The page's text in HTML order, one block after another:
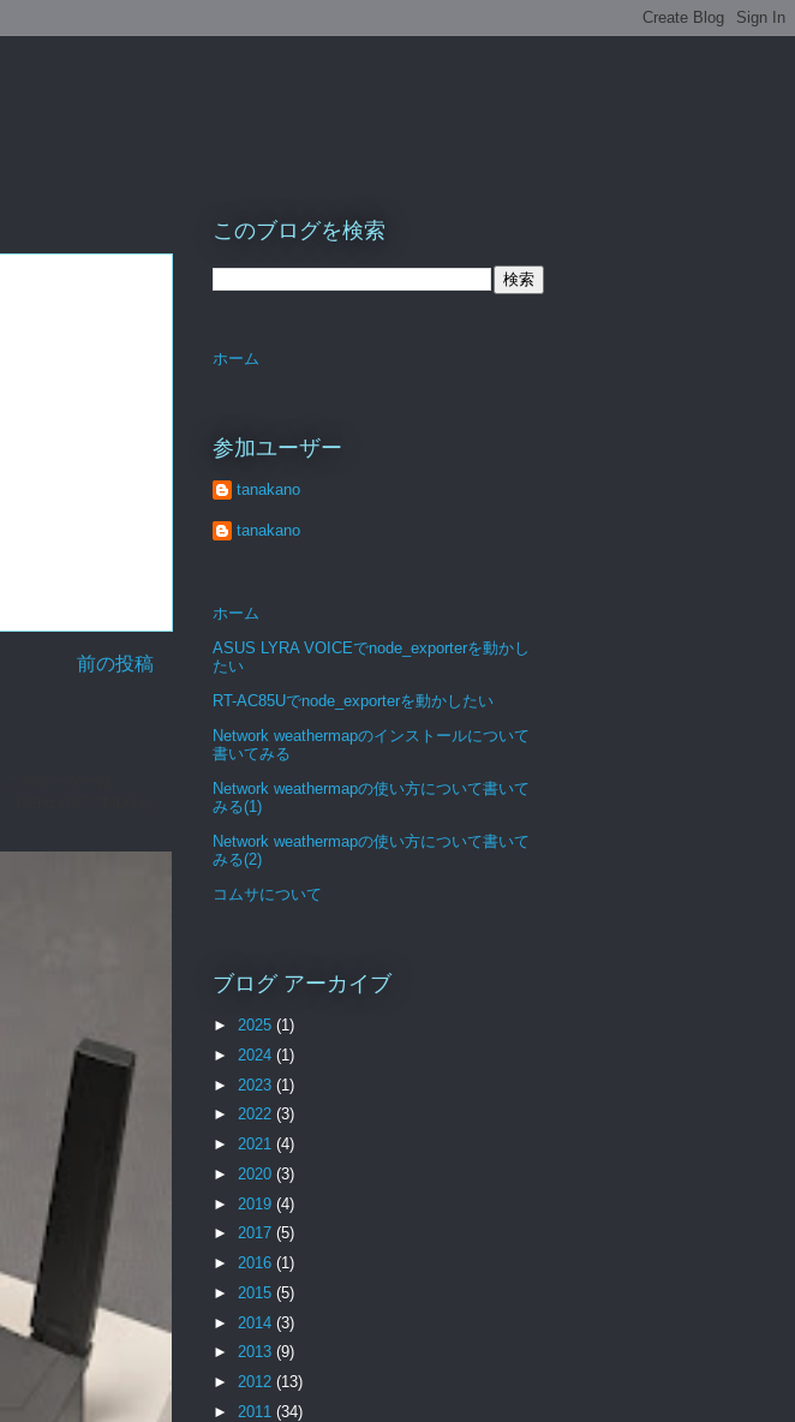
前の投稿
このブログを検索
ホーム
参加ユーザー
tanakano
tanakano
ホーム
ASUS LYRA VOICEでnode_exporterを動かし
たい
RT-AC85Uでnode_exporterを動かしたい
Network weathermapのインストールについて
書いてみる
Network weathermapの使い方について書いて
みる(1)
Network weathermapの使い方について書いて
みる(2)
コムサについて
ブログ アーカイブ
► 2025 (1)
► 2024 (1)
► 2023 (1)
► 2022 (3)
► 2021 (4)
► 2020 (3)
► 2019 (4)
► 2017 (5)
► 2016 (1)
► 2015 (5)
► 2014 (3)
► 2013 (9)
► 2012 (13)
► 2011 (34)